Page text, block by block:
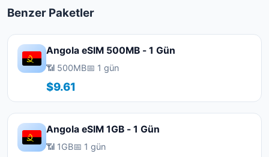
Benzer Paketler
Angola eSIM 500MB - 1 Gün
📶 500MB📅 1 gün
$9.61
Angola eSIM 1GB - 1 Gün
📶 1GB📅 1 gün